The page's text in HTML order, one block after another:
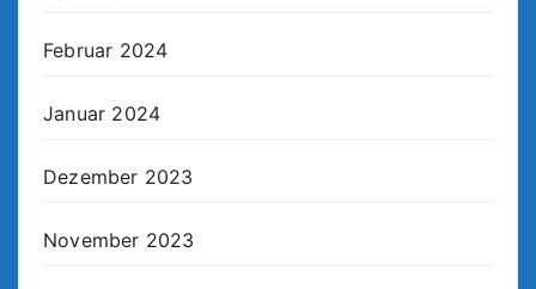
Februar 2024
Januar 2024
Dezember 2023
November 2023